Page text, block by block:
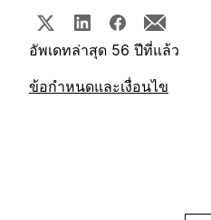
อัพเดทล่าสุด 56 ปีที่แล้ว
ข้อกำหนดและเงื่อนไข